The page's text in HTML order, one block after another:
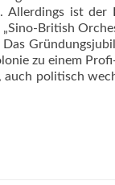
ist der
British
zu einem
politisch